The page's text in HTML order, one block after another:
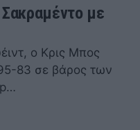
με
ο Κρις Μπος
83 σε βάρος των